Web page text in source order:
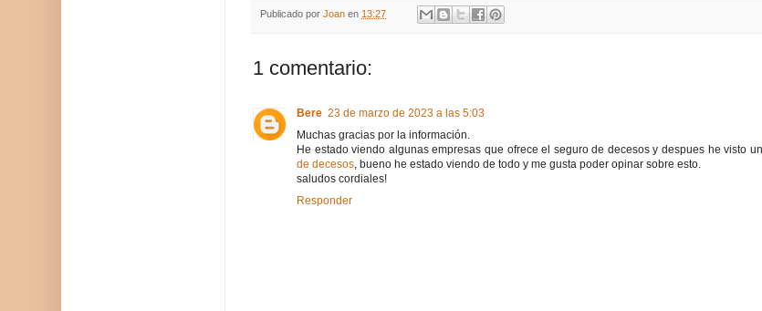
Publicado por Joan en 13:27
1 comentario:
Bere 23 de marzo de 2023 a las 5:03
Muchas gracias por la información.
He estado viendo algunas empresas que ofrece el seguro de decesos y despues he visto
de decesos, bueno he estado viendo de todo y me gusta poder opinar sobre esto.
saludos cordiales!
Responder